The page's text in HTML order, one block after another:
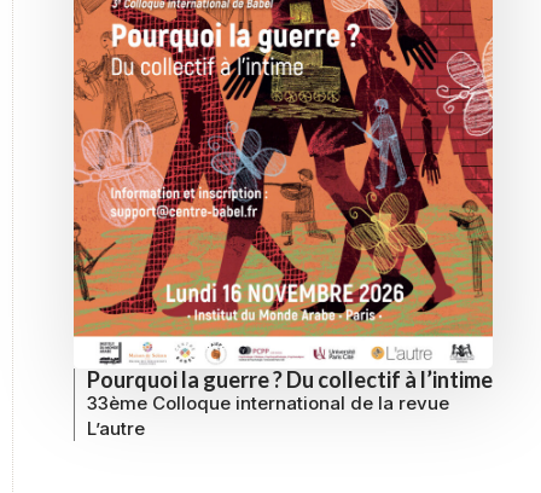
Pourquoi la guerre ? Du collectif à l’intime
33ème Colloque international de la revue
L’autre